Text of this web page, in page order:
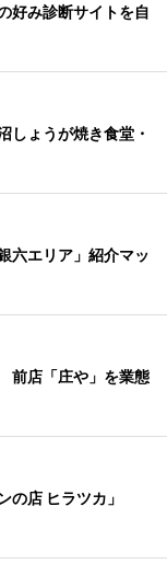
好み診断サイトを自
しょうが焼き食堂・
六エリア」紹介マッ
前店「庄や」を業態
の店 ヒラツカ」